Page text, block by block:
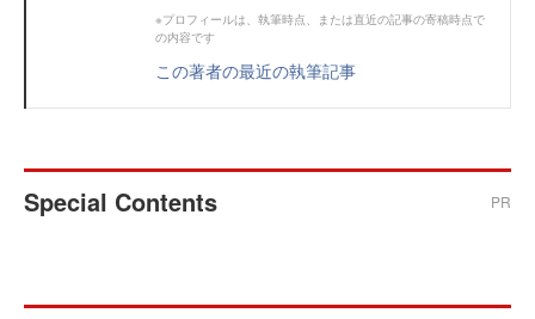
※プロフィールは、執筆時点、または直近の記事の寄稿時点で
の内容です
この著者の最近の執筆記事
Special Contents PR